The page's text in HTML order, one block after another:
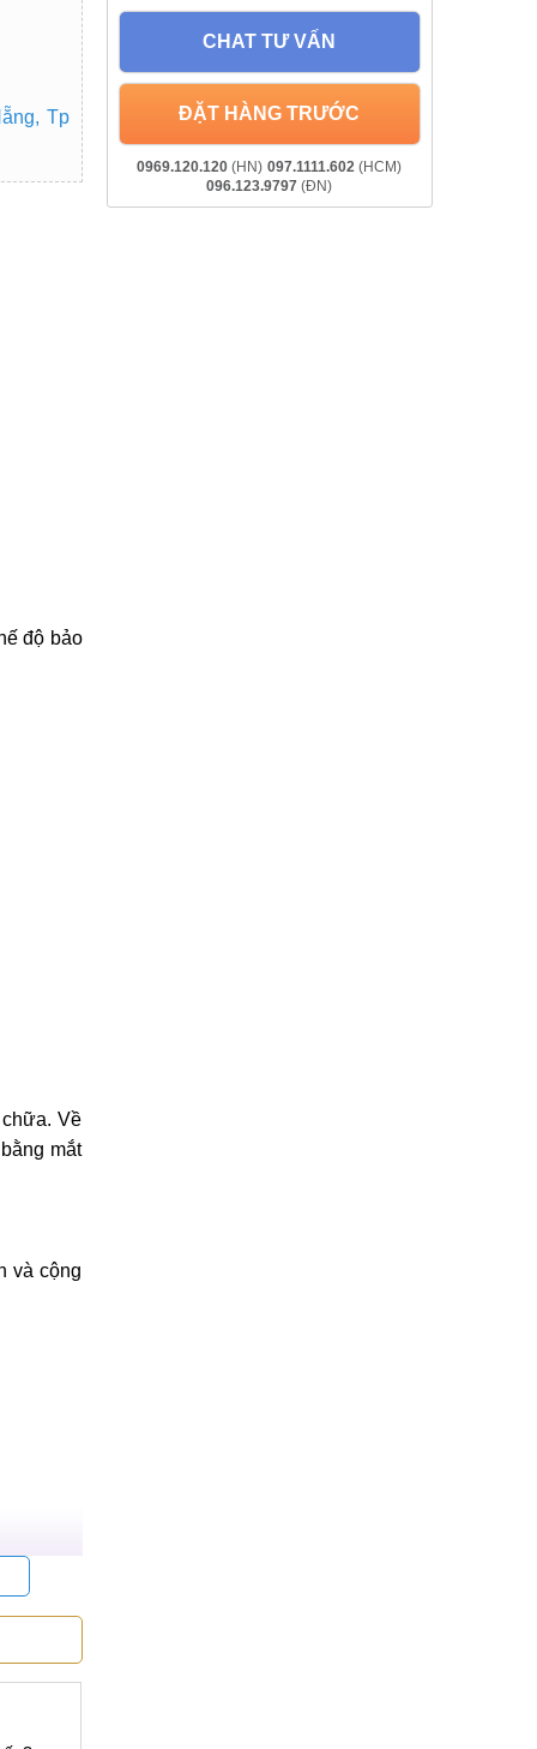
Tp
độ bảo
Về
mắt
và cộng
CHAT TƯ VẤN
ĐẶT HÀNG TRƯỚC
0969.120.120 (HN) 097.1111.602 (HCM)
096.123.9797 (ĐN)